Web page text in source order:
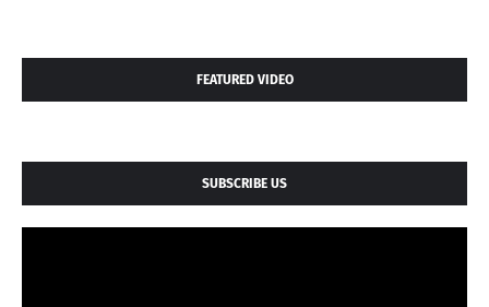
FEATURED VIDEO
SUBSCRIBE US